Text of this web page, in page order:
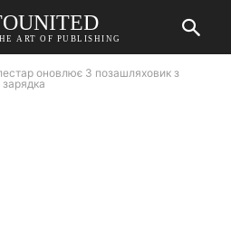
ART OF PUBLISHING
оновлює 3 позашляховик з